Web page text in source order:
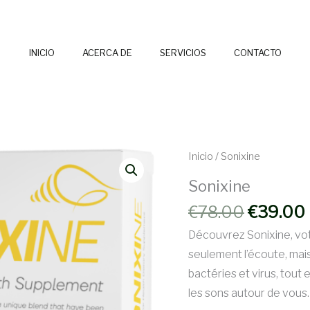
INICIO ACERCA DE SERVICIOS CONTACTO
Inicio / Sonixine
Sonixine
€78.00El
precio
original
era:
€78.00.
€39.00
Découvrez Sonixine,
seulement l’écoute,
bactéries et virus, tout
les sons autour de vous.